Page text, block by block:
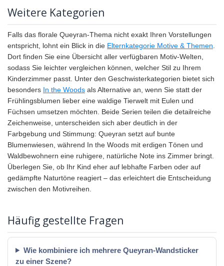
Weitere Kategorien
Falls das florale Queyran-Thema nicht exakt Ihren Vorstellungen
entspricht, lohnt ein Blick in die Elternkategorie Motive & Themen
Dort finden Sie eine Übersicht aller verfügbaren Motiv-Welten,
sodass Sie leichter vergleichen können, welcher Stil zu Ihrem
Kinderzimmer passt. Unter den Geschwisterkategorien bietet sich
besonders In the Woods als Alternative an, wenn Sie statt der
Frühlingsblumen lieber eine waldige Tierwelt mit Eulen und
Füchsen umsetzen möchten. Beide Serien teilen die detailreiche
Zeichenweise, unterscheiden sich aber deutlich in der
Farbgebung und Stimmung: Queyran setzt auf bunte
Blumenwiesen, während In the Woods mit erdigen Tönen und
Waldbewohnern eine ruhigere, natürliche Note ins Zimmer bringt.
Überlegen Sie, ob Ihr Kind eher auf lebhafte Farben oder auf
gedämpfte Naturtöne reagiert – das erleichtert die Entscheidung
zwischen den Motivreihen.
Häufig gestellte Fragen
Wie kombiniere ich mehrere Queyran-Wandsticker
zu einer Szene?